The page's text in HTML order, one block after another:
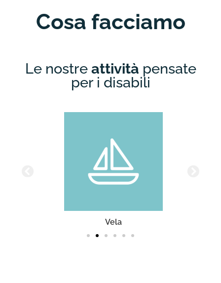
Cosa facciamo
Le nostre attività pensate
per i disabili
Vela